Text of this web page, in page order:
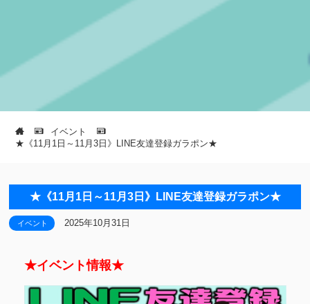
イベント
★《11月1日～11月3日》LINE友達登録ガラポン★
★《11月1日～11月3日》LINE友達登録ガラポン★
イベント 2025年10月31日
★イベント情報★